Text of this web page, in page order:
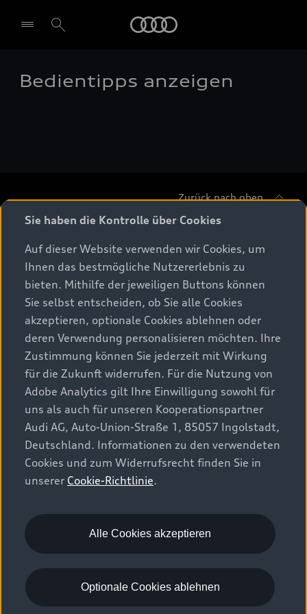
Bedientipps anzeigen
Zurück nach oben
Alle Modelle
Modelle vergleichen
Elektromodelle
Plug-in-Hybride
Beratung & Kauf
Aktuelle Angebote
Sofort verfügbare Neuwagen
Gebrauchtwagen
Audi Gebrauchtwagen :plus
Geschäftskunden
Audi exclusive
Service & Zubehör
Audi Original Zubehör
Audi Services
Audi digital services
myAudi
Garantie & Unterstützung
Batterie und Sicherheit
Kundenbereich
Kontakt
Audi Partner finden
Probefahrt anfragen
Audi Welt
Audi quattro Cup
Die Marke Karriere WLTP
Energieeffizienz
Rechtliches
Cookie-Einstellungen
EU Data Act
Please select country
Sie haben die Kontrolle über Cookies
Auf dieser Website verwenden wir Cookies, um
Ihnen das bestmögliche Nutzererlebnis zu
bieten. Mithilfe der jeweiligen Buttons können
Sie selbst entscheiden, ob Sie alle Cookies
akzeptieren, optionale Cookies ablehnen oder
deren Verwendung personalisieren möchten. Ihre
Zustimmung können Sie jederzeit mit Wirkung
für die Zukunft widerrufen. Für die Nutzung von
Adobe Analytics gilt Ihre Einwilligung sowohl für
uns als auch für unseren Kooperationspartner
Audi AG, Auto-Union-Straße 1, 85057 Ingolstadt,
Deutschland. Informationen zu den verwendeten
Cookies und zum Widerrufsrecht finden Sie in
unserer Cookie-Richtlinie.
Alle Cookies akzeptieren
Optionale Cookies ablehnen